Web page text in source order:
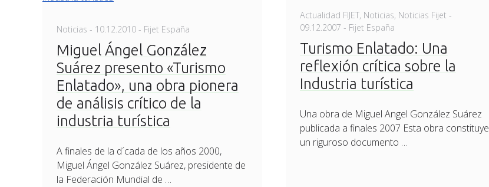
Noticias - Posted
on
10.12.2010 - Fijet España
Miguel Ángel González
Suárez presento «Turismo
Enlatado», una obra pionera
de análisis crítico de la
industria turística
A finales de la d´cada de los años 2000,
Miguel Ángel González Suárez, presidente de
la Federación Mundial de …
Actualidad FIJET, Noticias, Noticias Fijet -
09.12.2007 - Fijet España
Turismo Enlatado: Una
reflexión crítica sobre la
Industria turística
Una obra de Miguel Angel González Suárez
publicada a finales 2007 Esta obra constituye
un riguroso documento …